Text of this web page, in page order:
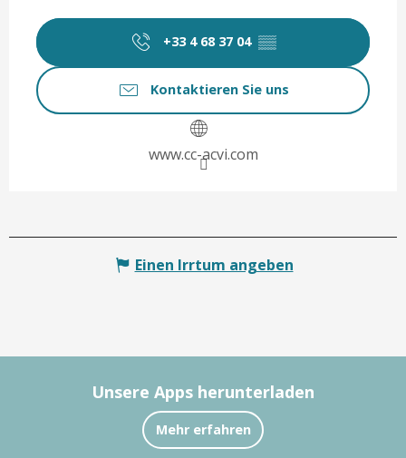
+33 4 68 37 04 ▒▒
Kontaktieren Sie uns
www.cc-acvi.com
Einen Irrtum angeben
Unsere Apps herunterladen
Mehr erfahren